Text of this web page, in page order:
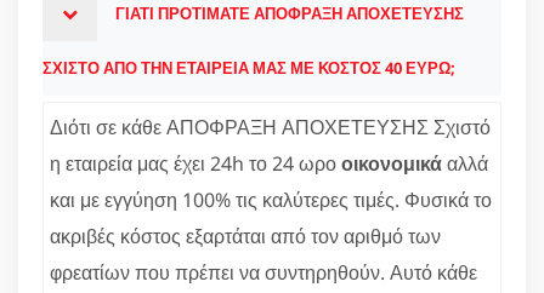
ΓΙΑΤΙ ΠΡΟΤΙΜΑΤΕ ΑΠΟΦΡΑΞΗ ΑΠΟΧΕΤΕΥΣΗΣ
ΣΧΙΣΤΟ ΑΠΟ ΤΗΝ ΕΤΑΙΡΕΙΑ ΜΑΣ ΜΕ ΚΟΣΤΟΣ 40 ΕΥΡΩ;
Διότι σε κάθε ΑΠΟΦΡΑΞΗ ΑΠΟΧΕΤΕΥΣΗΣ Σχιστό
η εταιρεία μας έχει 24h το 24 ωροοικονομικάαλλά
και με εγγύηση 100% τις καλύτερες τιμές. Φυσικά το
ακριβές κόστος εξαρτάται από τον αριθμό των
φρεατίων που πρέπει να συντηρηθούν. Αυτό κάθε